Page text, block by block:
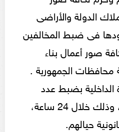
الدولة والأراضى
فى ضبط المخالفين
صور أعمال بناء
محافظات الجمهورية .
بضبط عدد
(468) شخص مخالف، وذلك خلال 24 ساعة،
حيالهم.